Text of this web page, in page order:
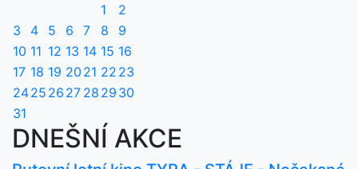
1
2
3
4 5 6 7 8
9
10 11 12 13 14 15 16
17 18 19 20 21 22 23
2425 26 27 28 29 30
31
DNEŠNÍ AKCE